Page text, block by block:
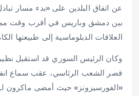
عن اتفاق البلدين على «بدء مسار
بين دمشق وباريس في أقرب وقت
العلاقات الدبلوماسية إلى طبيعتها
وكان الرئيس السوري قد استقبل
قصر الشعب الرئاسي، عقب سماع
«الفورسيزونز» حيث أمضى ماكرون